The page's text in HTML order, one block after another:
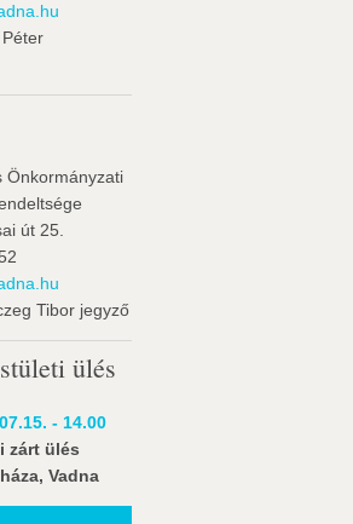
Önkormányzati
út 25.
Tibor jegyző
ülés
- 14.00
zárt ülés
Vadna